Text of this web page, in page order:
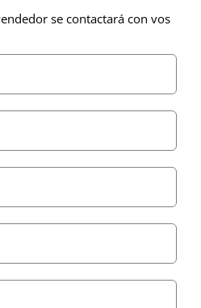
se contactará con vos